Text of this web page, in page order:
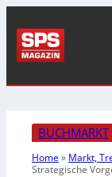
BUCHMARKT
Home» Markt,
Strategische